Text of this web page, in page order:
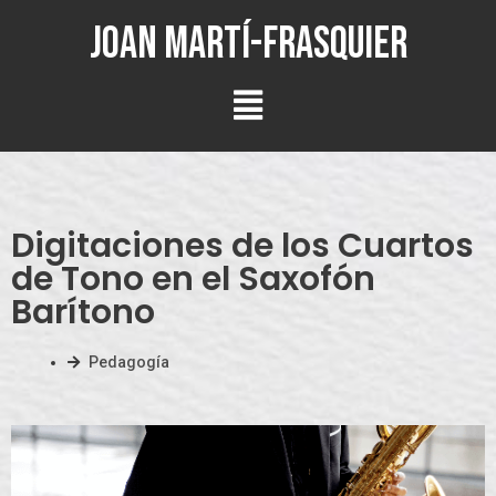
Joan Martí-Frasquier
Digitaciones de los Cuartos
de Tono en el Saxofón
Barítono
Pedagogía